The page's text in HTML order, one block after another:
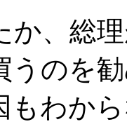
、総
うのを
もわか